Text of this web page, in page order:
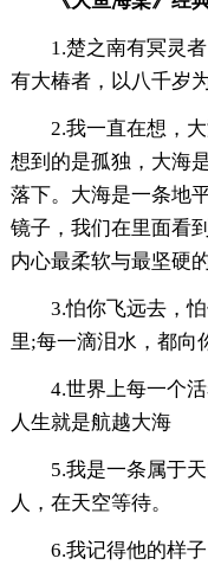
1.楚之南有冥灵
有大椿者，以八千岁
2.我一直在想，
想到的是孤独，大海
落下。大海是一条地
镜子，我们在里面看
内心最柔软与最坚硬的
3.怕你飞远去，
里;每一滴泪水，都向
4.世界上每一个
人生就是航越大海
5.我是一条属于
人，在天空等待。
6.我记得他的样